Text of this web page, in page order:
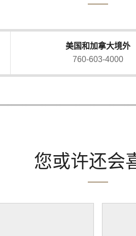
美国和加拿大境外
760-603-4000
您或许还会